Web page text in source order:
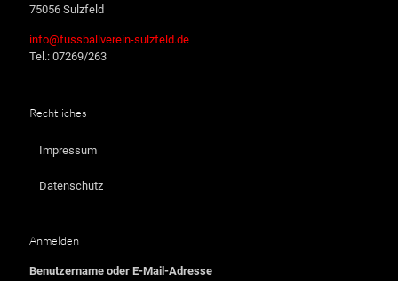
75056 Sulzfeld
info@fussballverein-sulzfeld.de
Tel.: 07269/263
Rechtliches
Impressum
Datenschutz
Anmelden
Benutzername oder E-Mail-Adresse